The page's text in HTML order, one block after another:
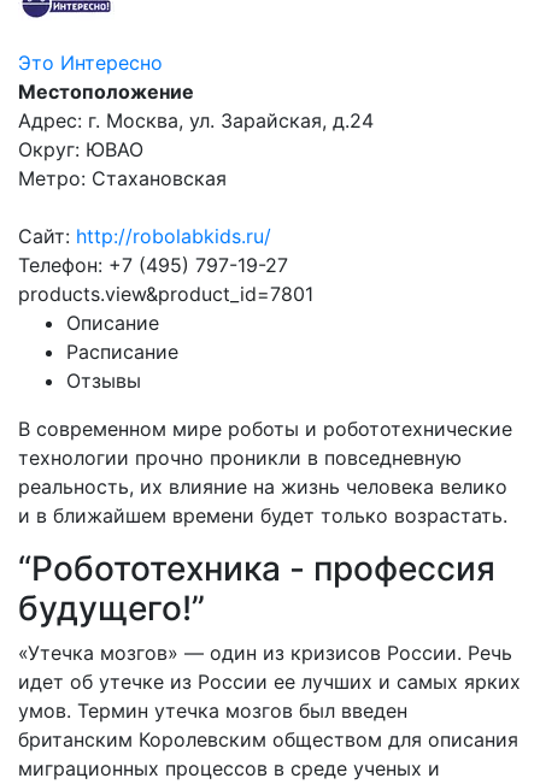
Это Интересно
Местоположение
Адрес: г. Москва, ул. Зарайская, д.24
Округ: ЮВАО
Метро: Стахановская
Сайт: http://robolabkids.ru/
Телефон: +7 (495) 797-19-27
products.view&product_id=7801
Описание
Расписание
Отзывы
В современном мире роботы и робототехнические
технологии прочно проникли в повседневную
реальность, их влияние на жизнь человека велико
и в ближайшем времени будет только возрастать.
“Робототехника - профессия
будущего!”
«Утечка мозгов» — один из кризисов России. Речь
идет об утечке из России ее лучших и самых ярких
умов. Термин утечка мозгов был введен
британским Королевским обществом для описания
миграционных процессов в среде ученых и